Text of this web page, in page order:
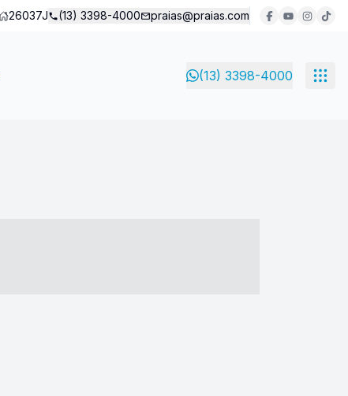
26037J (13) 3398-4000 praias@praias.com
(13) 3398-4000